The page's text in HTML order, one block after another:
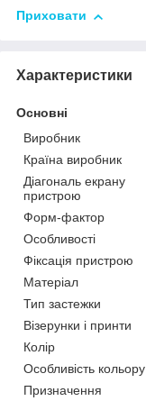
Приховати
Характеристики
Основні
Виробник
Країна виробник
Діагональ екрану
пристрою
Форм-фактор
Особливості
Фіксація пристрою
Матеріал
Тип застежки
Візерунки і принти
Колір
Особливість кольору
Призначення